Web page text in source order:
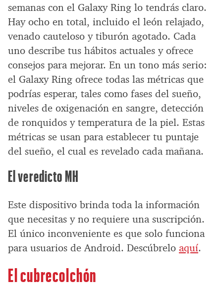
semanas con el Galaxy Ring lo tendrás claro.
Hay ocho en total, incluido el león relajado,
venado cauteloso y tiburón agotado. Cada
uno describe tus hábitos actuales y ofrece
consejos para mejorar. En un tono más serio:
el Galaxy Ring ofrece todas las métricas que
podrías esperar, tales como fases del sueño,
niveles de oxigenación en sangre, detección
de ronquidos y temperatura de la piel. Estas
métricas se usan para establecer tu puntaje
del sueño, el cual es revelado cada mañana.
El veredicto MH
Este dispositivo brinda toda la información
que necesitas y no requiere una suscripción.
El único inconveniente es que solo funciona
para usuarios de Android. Descúbrelo aquí.
El cubrecolchón